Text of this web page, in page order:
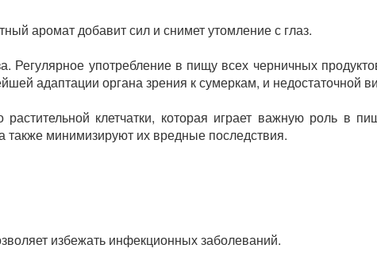
аромат добавит сил и снимет утомление с глаз.
употребление в пищу всех черничных
адаптации органа зрения к сумеркам, и недостаточной
клетчатки, которая играет важную роль в
минимизируют их вредные последствия.
избежать инфекционных заболеваний.